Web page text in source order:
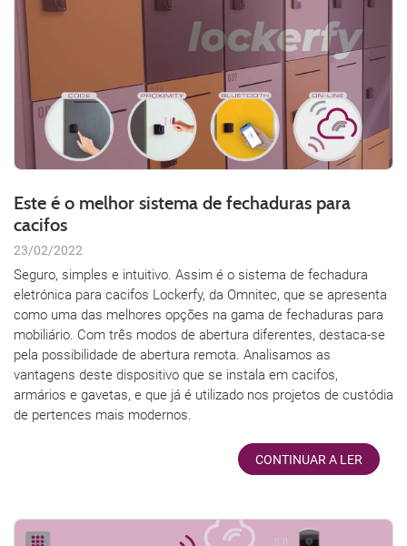
Este é o melhor sistema de fechaduras para
cacifos
23/02/2022
Seguro, simples e intuitivo. Assim é o sistema de fechadura
eletrónica para cacifos Lockerfy, da Omnitec, que se apresenta
como uma das melhores opções na gama de fechaduras para
mobiliário. Com três modos de abertura diferentes, destaca-se
pela possibilidade de abertura remota. Analisamos as
vantagens deste dispositivo que se instala em cacifos,
armários e gavetas, e que já é utilizado nos projetos de custódia
de pertences mais modernos.
CONTINUAR A LER